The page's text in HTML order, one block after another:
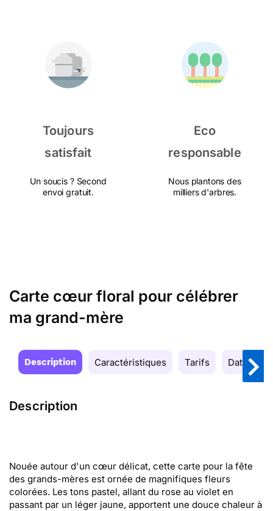
Toujours
satisfait
Un soucis ? Second
envoi gratuit.
Eco
responsable
Nous plantons des
milliers d'arbres.
Carte cœur floral pour célébrer
ma grand-mère
Description Caractéristiques Tarifs Date de
Description
Nouée autour d'un cœur délicat, cette carte pour la fête
des grands-mères est ornée de magnifiques fleurs
colorées. Les tons pastel, allant du rose au violet en
passant par un léger jaune, apportent une douce chaleur à